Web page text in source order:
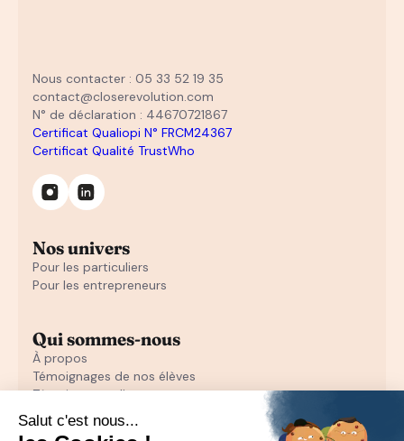
Nous contacter : 05 33 52 19 35
contact@closerevolution.com
N° de déclaration : 44670721867
Certificat Qualiopi N° FRCM24367
Certificat Qualité TrustWho
Nos univers
Pour les particuliers
Pour les entrepreneurs
Qui sommes-nous
À propos
Témoignages de nos élèves
Témoignages d'entrepreneurs